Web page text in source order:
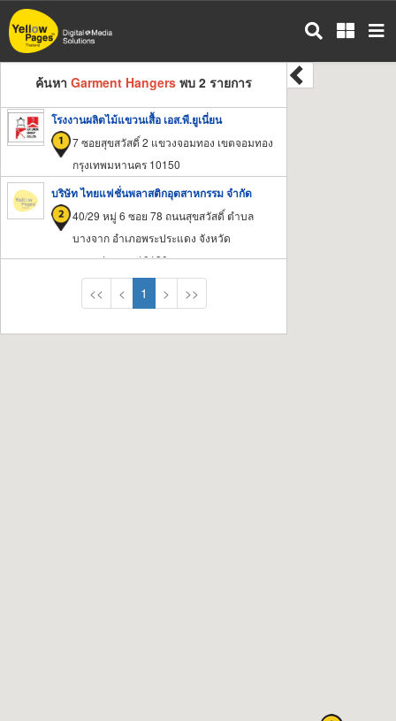
ข้าม
ไป
ค้นหาGarment Hangers พบ 2 รายการ
โรงงานผลิตไม้แขวนเสื้อ เอส.พี.ยูเนี่ยน
7 ซอยสุขสวัสดิ์ 2 แขวงจอมทอง เขตจอมทอง
กรุงเทพมหานคร 10150
บริษัท ไทยแฟชั่นพลาสติกอุตสาหกรรม จำกัด
40/29 หมู่ 6 ซอย 78 ถนนสุขสวัสดิ์ ตำบล
บางจาก อำเภอพระประแดง จังหวัด
สมุทรปราการ 10130
<< < 1 > >>